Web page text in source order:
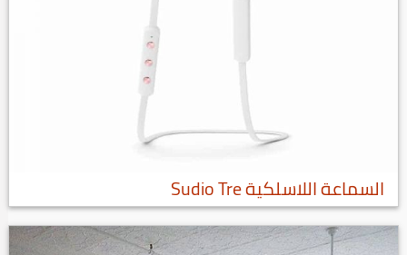
السماعة اللاسلكية Sudio Tre